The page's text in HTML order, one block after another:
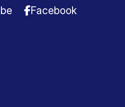
Facebook